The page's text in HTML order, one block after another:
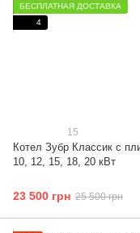
БЕСПЛАТНАЯ ДОСТАВКА
4
15
Котел Зубр Классик с
10, 12, 15, 18, 20 кВт
23 500 грн 25 500 грн